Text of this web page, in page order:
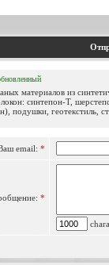
материалов из
синтепон-Т,
подушки, геотекстиль,
email: *
*